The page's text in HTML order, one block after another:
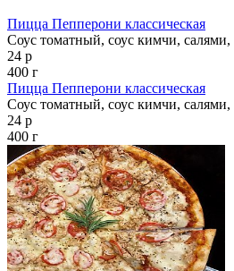
Пицца Пепперони классическая
Соус томатный, соус кимчи,
24 р
400 г
Пицца Пепперони классическая
Соус томатный, соус кимчи,
24 р
400 г